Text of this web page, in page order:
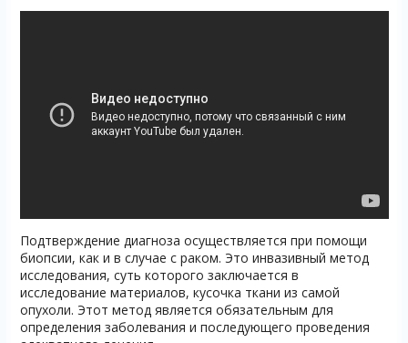
Подтверждение диагноза осуществляется при помощи
биопсии, как и в случае с раком. Это инвазивный метод
исследования, суть которого заключается в
исследование материалов, кусочка ткани из самой
опухоли. Этот метод является обязательным для
определения заболевания и последующего проведения